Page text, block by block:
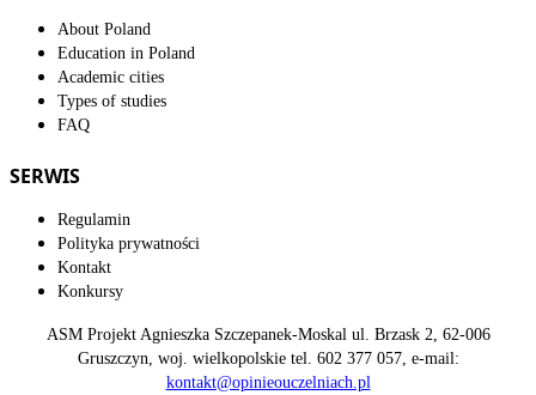
About Poland
Education in Poland
Academic cities
Types of studies
FAQ
SERWIS
Regulamin
Polityka prywatności
Kontakt
Konkursy
ASM Projekt Agnieszka Szczepanek-Moskal ul. Brzask 2, 62-006
Gruszczyn, woj. wielkopolskie tel. 602 377 057, e-mail:
kontakt@opinieouczelniach.pl